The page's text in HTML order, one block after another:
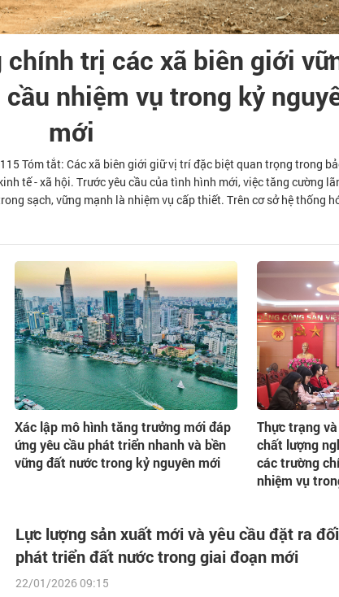
chính trị các xã biên giới
nhiệm vụ trong kỷ
mới
Tóm tắt: Các xã biên giới giữ vị trí đặc biệt quan trọng trong
tế - xã hội. Trước yêu cầu của tình hình mới, việc tăng cường
sạch, vững mạnh là nhiệm vụ cấp thiết. Trên cơ sở hệ thống
Xác lập mô hình tăng trưởng mới đáp
ứng yêu cầu phát triển nhanh và bền
vững đất nước trong kỷ nguyên mới
Thực trạng
chất lượng
các trường
nhiệm vụ
Lực lượng sản xuất mới và yêu cầu đặt ra
phát triển đất nước trong giai đoạn mới
22/01/2026 09:15